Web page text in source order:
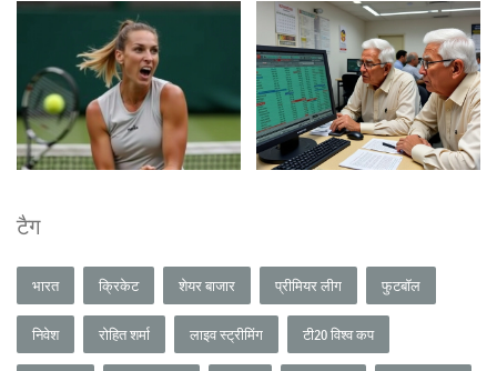
टैग
भारत क्रिकेट शेयर बाजार प्रीमियर लीग फुटबॉल
निवेश रोहित शर्मा लाइव स्ट्रीमिंग टी20 विश्व कप